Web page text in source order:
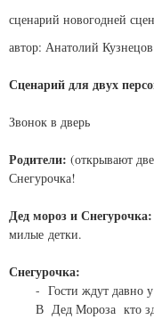
сценарий новогодней
автор: Анатолий Кузнецов
Сценарий для двух
Звонок в дверь
Родители: (открывают
Снегурочка!
Дед мороз и Снегурочка:
милые детки.
Снегурочка:
- Гости ждут давно
В Дед Мороза кто